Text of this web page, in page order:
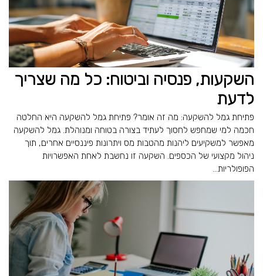
השקעות, פנסיה וביטוח: כל מה שצריך
לדעת
פתיחת גמל להשקעה: מה זה אומר? פתיחת גמל להשקעה היא החלטה
חכמה למי שמחפש לחסוך לעתיד בצורה בטוחה ומנוהלת. גמל להשקעה
מאפשר למשקיעים ליהנות מהטבות מס ויתרונות פיננסיים אחרים, תוך
ניהול מקצועי של הכספים. השקעה זו נחשבת לאחת האפשרויות
הפופולריות...